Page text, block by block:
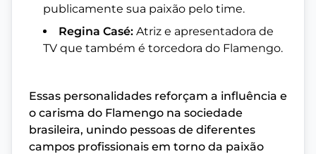
publicamente sua paixão pelo time.
Regina Casé: Atriz e apresentadora de
TV que também é torcedora do Flamengo.
Essas personalidades reforçam a influência e
o carisma do Flamengo na sociedade
brasileira, unindo pessoas de diferentes
campos profissionais em torno da paixão